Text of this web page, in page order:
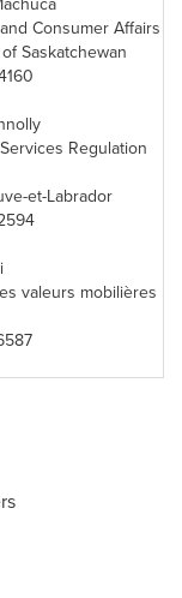
Consumer Affairs
Saskatchewan
Regulation
et-Labrador
valeurs mobilières